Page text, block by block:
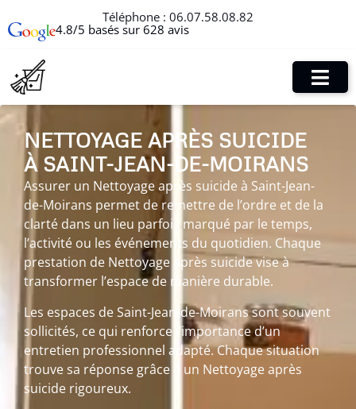
Téléphone : 06.07.58.08.82
4.8/5 basés sur 628 avis
NETTOYAGE APRÈS SUICIDE
À SAINT-JEAN-DE-MOIRANS
Assurer un Nettoyage après suicide à Saint-Jean-
de-Moirans permet de remettre de l’ordre et de la
clarté dans un lieu parfois marqué par le temps,
l’activité ou les événements du quotidien. Chaque
prestation de Nettoyage après suicide vise à
transformer l’espace de manière durable.
Les espaces de Saint-Jean-de-Moirans sont souvent
sollicités, ce qui renforce l’importance d’un
entretien professionnel adapté. Chaque situation
trouve sa réponse grâce à un Nettoyage après
suicide rigoureux.